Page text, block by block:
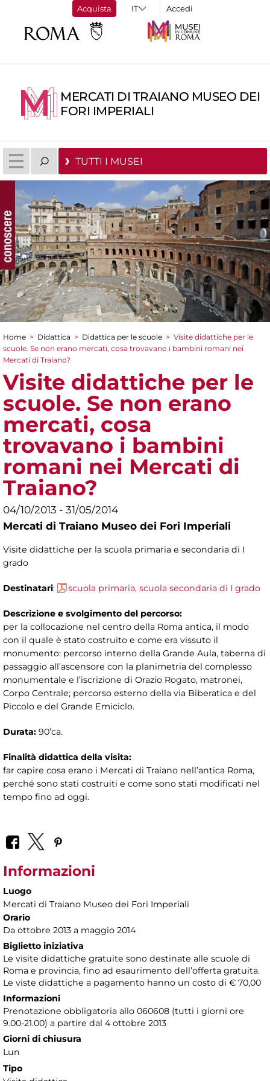
Acquista Accedi
MERCATI DI TRAIANO MUSEO DEI
FORI IMPERIALI
TUTTI I MUSEI
Tu sei qui
Home > Didattica > Didattica per le scuole > Visite didattiche per le
scuole. Se non erano mercati, cosa trovavano i bambini romani nei
Mercati di Traiano?
Visite didattiche per le
scuole. Se non erano
mercati, cosa
trovavano i bambini
romani nei Mercati di
Traiano?
04/10/2013 - 31/05/2014
Mercati di Traiano Museo dei Fori Imperiali
Visite didattiche per la scuola primaria e secondaria di I
grado
Destinatari: scuola primaria, scuola secondaria di I grado
Descrizione e svolgimento del percorso:
per la collocazione nel centro della Roma antica, il modo
con il quale è stato costruito e come era vissuto il
monumento: percorso interno della Grande Aula, taberna di
passaggio all’ascensore con la planimetria del complesso
monumentale e l’iscrizione di Orazio Rogato, matronei,
Corpo Centrale; percorso esterno della via Biberatica e del
Piccolo e del Grande Emiciclo.
Durata: 90’ca.
Finalità didattica della visita:
far capire cosa erano i Mercati di Traiano nell’antica Roma,
perché sono stati costruiti e come sono stati modificati nel
tempo fino ad oggi.
Informazioni
Luogo
Mercati di Traiano Museo dei Fori Imperiali
Orario
Da ottobre 2013 a maggio 2014
Biglietto iniziativa
Le visite didattiche gratuite sono destinate alle scuole di
Roma e provincia, fino ad esaurimento dell’offerta gratuita.
Le viste didattiche a pagamento hanno un costo di € 70,00
Informazioni
Prenotazione obbligatoria allo 060608 (tutti i giorni ore
9.00-21.00) a partire dal 4 ottobre 2013
Giorni di chiusura
Lun
Tipo